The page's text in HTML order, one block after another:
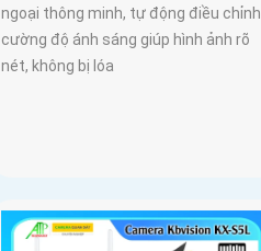
ngoại thông minh, tự động điều chỉnh
cường độ ánh sáng giúp hình ảnh rõ
nét, không bị lóa